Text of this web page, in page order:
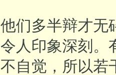
他们多半辩才无
令人印象深刻。
不自觉，所以若